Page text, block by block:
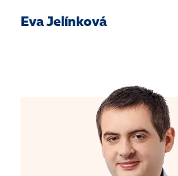
Eva Jelínková